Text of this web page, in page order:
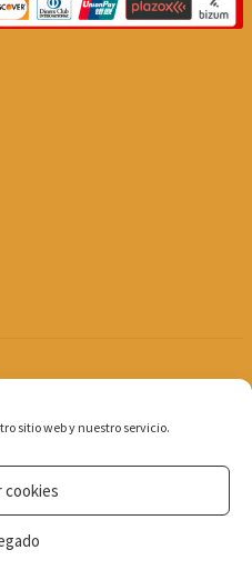
sitio web y nuestro servicio.
cookies
y Estética 2026